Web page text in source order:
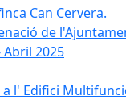
Can Cervera.
de
2025
a l' Edifici